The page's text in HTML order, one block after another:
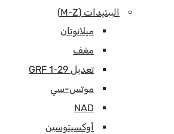
الببتيدات (M-Z)
ميلانوتان
مغف
تعديل GRF 1-29
موتس-سي
NAD
أوكسيتوسين